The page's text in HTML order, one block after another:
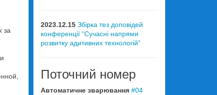
за
2023.12.15 Збірка тез доповідей
конференції “Сучасні напрями
розвитку адитивних технологій”
Поточний номер
Автоматичне зварювання #04